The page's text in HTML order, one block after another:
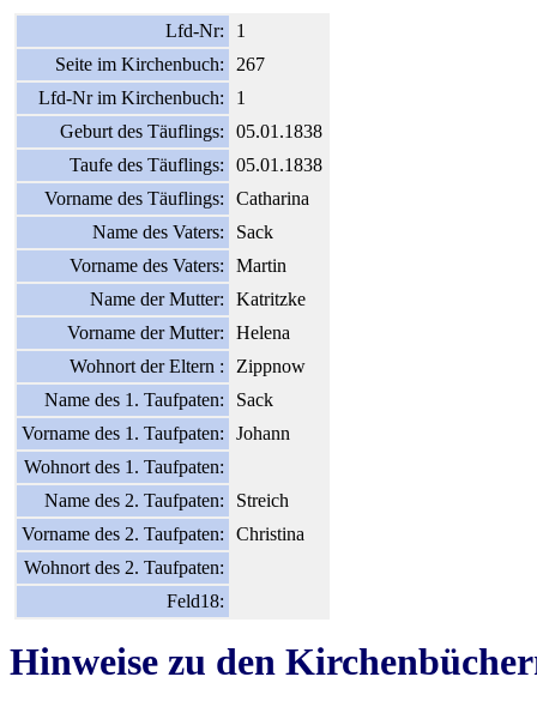
Lfd-Nr:
1
Seite im Kirchenbuch:
267
Lfd-Nr im Kirchenbuch:
1
Geburt des Täuflings:
05.01.1838
Taufe des Täuflings:
05.01.1838
Vorname des Täuflings:
Catharina
Name des Vaters:
Sack
Vorname des Vaters:
Martin
Name der Mutter:
Katritzke
Vorname der Mutter:
Helena
Wohnort der Eltern :
Zippnow
Name des 1. Taufpaten:
Sack
Vorname des 1. Taufpaten:
Johann
Wohnort des 1. Taufpaten:
Name des 2. Taufpaten:
Streich
Vorname des 2. Taufpaten:
Christina
Wohnort des 2. Taufpaten:
Feld18:
Hinweise zu den